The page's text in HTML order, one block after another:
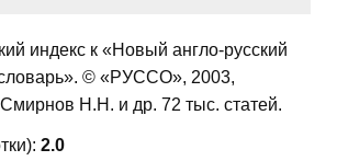
индекс к «Новый англо-русский
словарь». © «РУССО», 2003,
Н.Н. и др. 72 тыс. статей.
2.0